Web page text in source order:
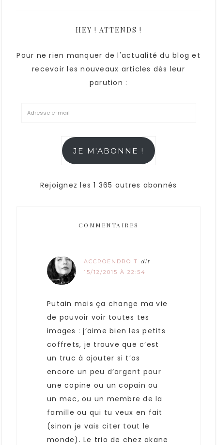
HEY ! ATTENDS !
Pour ne rien manquer de l'actualité du blog et
recevoir les nouveaux articles dès leur
parution :
JE M'ABONNE !
Rejoignez les 1 365 autres abonnés
COMMENTAIRES
ACCROENDROIT dit
15/12/2015 À 22:54
Putain mais ça change ma vie
de pouvoir voir toutes tes
images : j’aime bien les petits
coffrets, je trouve que c’est
un truc à ajouter si t’as
encore un peu d’argent pour
une copine ou un copain ou
un mec, ou un membre de la
famille ou qui tu veux en fait
(sinon je vais citer tout le
monde). Le trio de chez akane